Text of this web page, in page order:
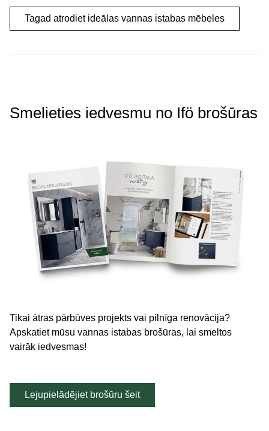
Tagad atrodiet ideālas vannas istabas mēbeles
Smelieties iedvesmu no Ifö brošūras
Tikai ātras pārbūves projekts vai pilnīga renovācija?
Apskatiet mūsu vannas istabas brošūras, lai smeltos
vairāk iedvesmas!
Lejupielādējiet brošūru šeit